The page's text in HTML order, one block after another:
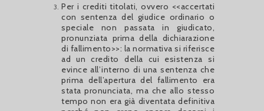
Per i crediti titolati, ovvero <<accertati
con sentenza del giudice ordinario o
speciale non passata in giudicato,
pronunziata prima della dichiarazione
di fallimento>>: la normativa si riferisce
ad un credito della cui esistenza si
evince all’interno di una sentenza che
prima dell’apertura del fallimento era
stata pronunciata, ma che allo stesso
tempo non era già diventata definitiva